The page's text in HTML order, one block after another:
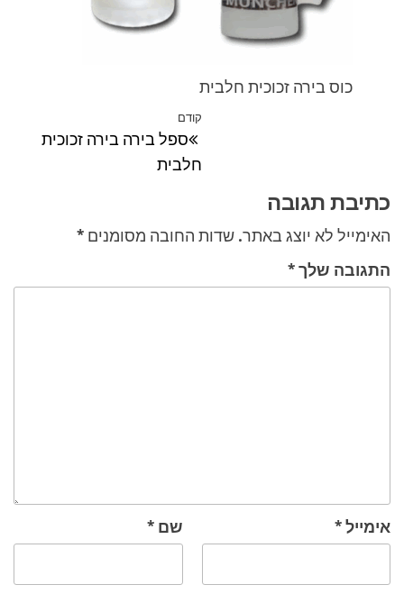
כוס בירה זכוכית חלבית
הפוסט
הקודם
קודם
ספל בירה בירה זכוכית
חלבית
כתיבת תגובה
האימייל לא יוצג באתר. שדות החובה מסומנים *
התגובה שלך*
שם * אימייל*